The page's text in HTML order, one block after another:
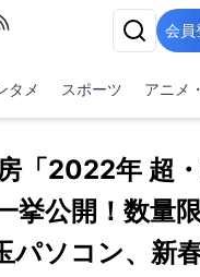
会員
タメ スポーツ アニメ
「2022年 超
挙公開！数量
パソコン、新